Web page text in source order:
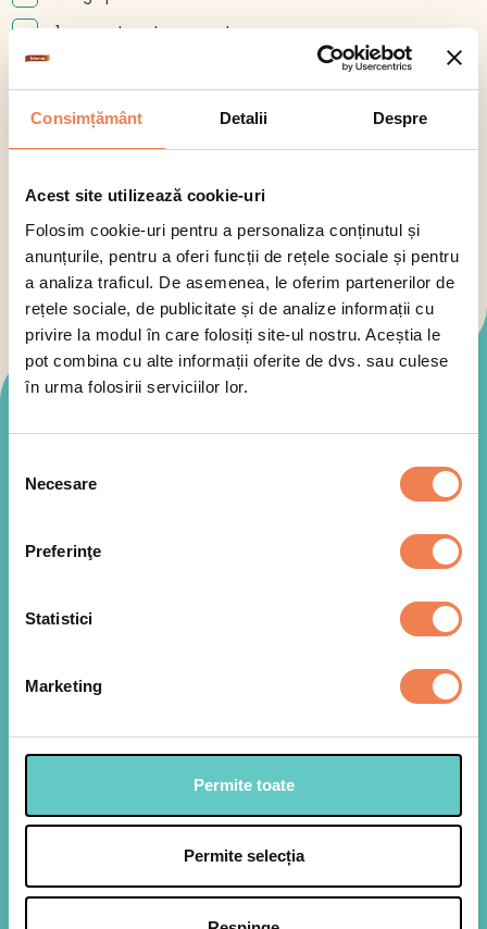
Consimțământ Detalii Despre
Acest site utilizează cookie-uri
Folosim cookie-uri pentru a personaliza conținutul și
anunțurile, pentru a oferi funcții de rețele sociale și pentru
a analiza traficul. De asemenea, le oferim partenerilor de
rețele sociale, de publicitate și de analize informații cu
privire la modul în care folosiți site-ul nostru. Aceștia le
pot combina cu alte informații oferite de dvs. sau culese
în urma folosirii serviciilor lor.
consimțământului
Necesare
Preferinţe
Statistici
Marketing
Permite toate
Permite selecția
1 ceapa tocata marunt
2-3 linguri de zeama de lamaie
2 linguri de ulei de masline
sare, piper
1
Pentru metoda de preparare te invitam sa
urmarestifilmul Jamilei